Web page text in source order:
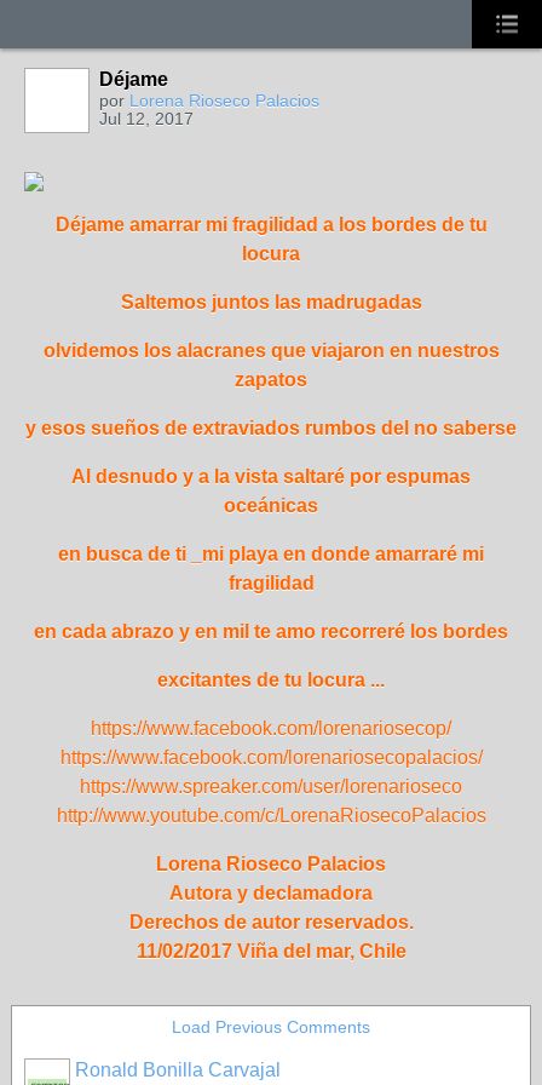
Déjame
por Lorena Rioseco Palacios
Jul 12, 2017
Déjame amarrar mi fragilidad a los bordes de tu
locura
Saltemos juntos las madrugadas
olvidemos los alacranes que viajaron en nuestros
zapatos
y esos sueños de extraviados rumbos del no saberse
Al desnudo y a la vista saltaré por espumas
oceánicas
en busca de ti _mi playa en donde amarraré mi
fragilidad
en cada abrazo y en mil te amo recorreré los bordes
excitantes de tu locura ...
https://www.facebook.com/lorenariosecop/
https://www.facebook.com/lorenariosecopalacios/
https://www.spreaker.com/user/lorenarioseco
http://www.youtube.com/c/LorenaRiosecoPalacios
Lorena Rioseco Palacios
Autora y declamadora
Derechos de autor reservados.
11/02/2017 Viña del mar, Chile
Load Previous Comments
Ronald Bonilla Carvajal